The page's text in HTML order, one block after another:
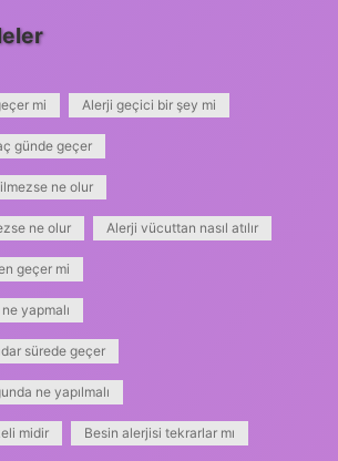
mi Alerji geçici bir şey mi
günde geçer
ne olur
ne olur Alerji vücuttan nasıl atılır
geçer mi
yapmalı
sürede geçer
ne yapılmalı
midir Besin alerjisi tekrarlar mı